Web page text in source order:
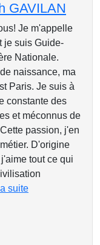
GAVILAN
Je m'appelle
je suis Guide-
Nationale.
naissance, ma
Paris. Je suis à
constante des
et méconnus de
passion, j'en
D'origine
tout ce qui
suite